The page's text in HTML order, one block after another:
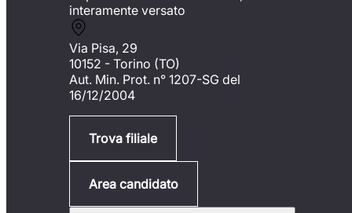
interamente versato
Via Pisa, 29
10152 - Torino (TO)
Aut. Min. Prot. n° 1207-SG del
16/12/2004
Trova filiale
Area candidato